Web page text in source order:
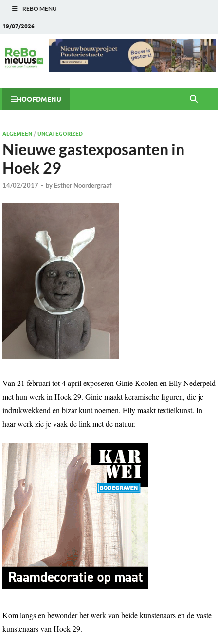
REBO MENU
19/07/2026
HOOFDMENU
ALGEMEEN/UNCATEGORIZED
Nieuwe gastexposanten in
Hoek 29
14/02/2017 - by Esther Noordergraaf
Van 21 februari tot 4 april exposeren Ginie Koolen en Elly Nederpeld
met hun werk in Hoek 29. Ginie maakt keramische figuren, die je
indrukwekkend en bizar kunt noemen. Elly maakt textielkunst. In
haar werk zie je vaak de link met de natuur.
Kom langs en bewonder het werk van beide kunstenaars en de vaste
kunstenaars van Hoek 29.